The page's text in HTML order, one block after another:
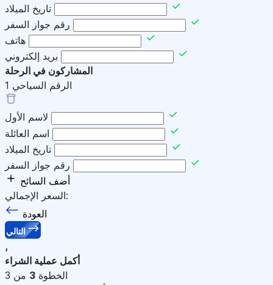
تاريخ الميلاد
رقم جواز السفر
هاتف
بريد إلكتروني
المشاركون في الرحلة
الرقم السياحي 1
لاسم الأول
اسم العائلة
تاريخ الميلاد
رقم جواز السفر
أضف السائح
السعر الإجمالي:
العودة
التالي
,
أكمل عملية الشراء
الخطوة 3 من 3